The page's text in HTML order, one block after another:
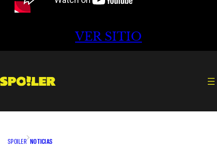
VER SITIO
SPOILER NOTICIAS